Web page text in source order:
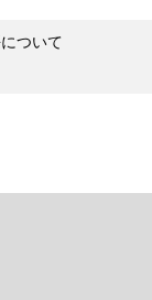
ついて